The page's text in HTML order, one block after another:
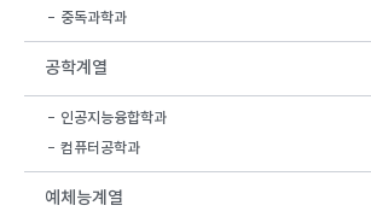
중독과학과
공학계열
인공지능융합학과
컴퓨터공학과
예체능계열